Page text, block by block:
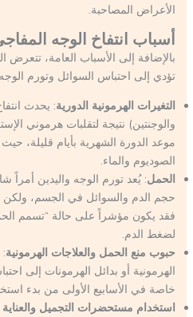
الأعراض المصاحبة.
أسباب انتفاخ الوجه
بالإضافة إلى الأسباب العامة،
تؤدي إلى احتباس السوائل وتورم
التغيرات الهرمونية الدورية: يحدث
والوجنتين) نتيجة لتقلبات هرموني
موعد الدورة الشهرية بأيام قليلة،
الصوديوم والماء.
الحمل: يُعد تورم الوجه واليدين أمراً
حجم الدم والسوائل في الجسم، ولكن
فقد يكون مؤشراً على حالة “تسمم
لضغط الدم.
حبوب منع الحمل والعلاجات الهرمونية
الهرمونية أو بدائل الهرمونات إلى
خاصة في الأسابيع الأولى من بدء
استخدام مستحضرات التجميل والعناية